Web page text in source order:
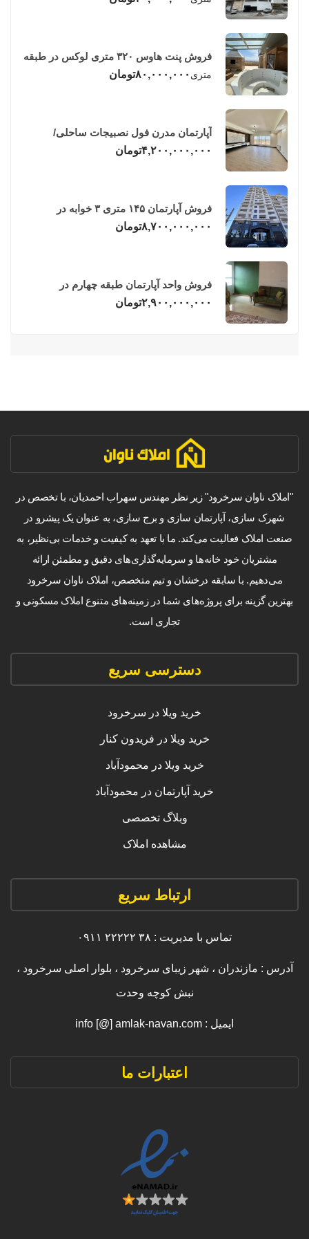
فروش پنت هاوس ۳۲۰ متری لوکس در طبقه
چهاردهم فریدونکنار
متری ۸۰,۰۰۰,۰۰۰تومان
آپارتمان مدرن فول نصبیجات ساحلی/
فریدونکنار
۴,۲۰۰,۰۰۰,۰۰۰تومان
فروش آپارتمان ۱۴۵ متری ۳ خوابه در
فریدونکنار
۸,۷۰۰,۰۰۰,۰۰۰تومان
فروش واحد آپارتمان طبقه چهارم در
فریدونکنار
۲,۹۰۰,۰۰۰,۰۰۰تومان
"املاک ناوان سرخرود" زیر نظر مهندس سهراب احمدیان، با تخصص در
شهرک سازی، آپارتمان سازی و برج سازی، به عنوان یک پیشرو در
صنعت املاک فعالیت می‌کند. ما با تعهد به کیفیت و خدمات بی‌نظیر، به
مشتریان خود خانه‌ها و سرمایه‌گذاری‌های دقیق و مطمئن ارائه
می‌دهیم. با سابقه درخشان و تیم متخصص، املاک ناوان سرخرود
بهترین گزینه برای پروژه‌های شما در زمینه‌های متنوع املاک مسکونی و
تجاری است.
دسترسی سریع
خرید ویلا در سرخرود
خرید ویلا در فریدون کنار
خرید ویلا در محمودآباد
خرید آپارتمان در محمودآباد
وبلاگ تخصصی
مشاهده املاک
ارتباط سریع
تماس با مدیریت : ۳۸ ۲۲۲۲۲ ۰۹۱۱
آدرس : مازندران ، شهر زیبای سرخرود ، بلوار اصلی سرخرود ،
نبش کوچه وحدت
ایمیل : info [@] amlak-navan.com
اعتبارات ما